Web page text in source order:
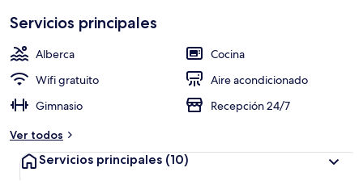
Servicios principales
Alberca
Cocina
Wifi gratuito
Aire acondicionado
Gimnasio
Recepción 24/7
Ver todos
Servicios principales (10)